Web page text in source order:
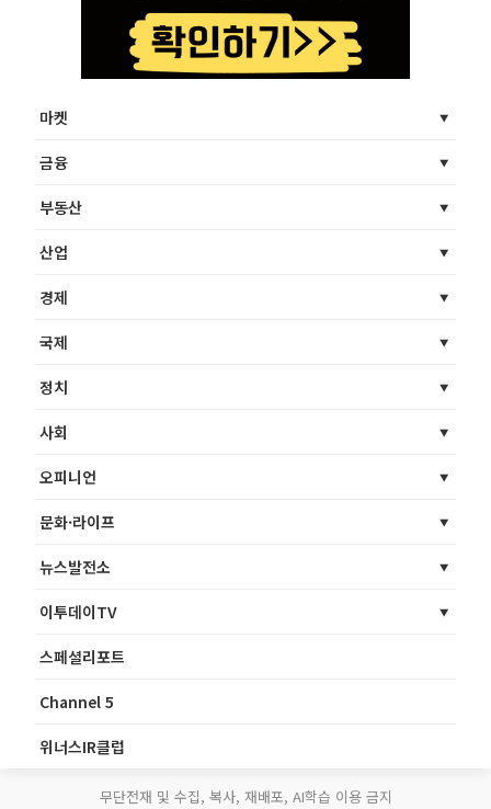
마켓
금융
부동산
산업
경제
국제
정치
사회
오피니언
문화·라이프
뉴스발전소
이투데이TV
스페셜리포트
Channel 5
위너스IR클럽
무단전재 및 수집, 복사, 재배포, AI학습 이용 금지